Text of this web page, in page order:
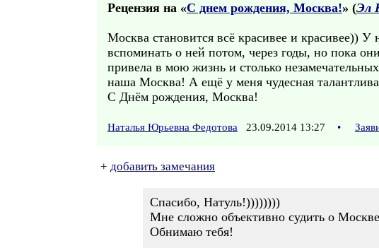
Рецензия на «С днем рождения, Москва!» (Эл
Москва становится всё красивее и красивее))
вспоминать о ней потом, через годы, но пока
привела в мою жизнь и столько
наша Москва! А ещё у меня чудесная
С Днём рождения, Москва!
Наталья Юрьевна Федотова 23.09.2014 13:27 •
+ добавить замечания
Спасибо, Натуль!))))))))
Мне сложно объективно судить о
Обнимаю тебя!